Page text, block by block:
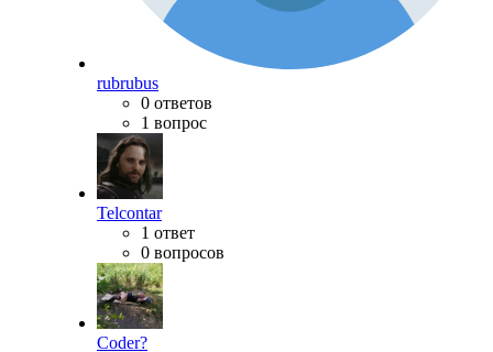
rubrubus
0 ответов
1 вопрос
Telcontar
1 ответ
0 вопросов
Coder?